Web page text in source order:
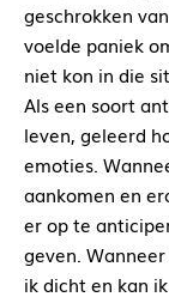
geschrokken
voelde paniek
niet kon in die
Als een soort
leven, geleerd
emoties.
aankomen en
er op te
geven.
ik dicht en kan